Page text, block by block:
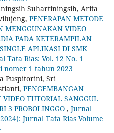
Suhartiningsih, Arita
PENERAPAN METODE
MENGGUNAKAN VIDEO
PADA KETERAMPILAN
APLIKASI DI SMK
Tata Rias: Vol. 12 No. 1
nomer 1 tahun 2023
Puspitorini, Sri
PENGEMBANGAN
TUTORIAL SANGGUL
3 PROBOLINGGO , Jurnal
Jurnal Tata Rias Volume